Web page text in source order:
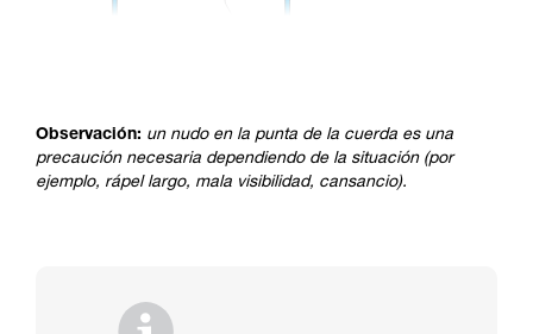
Observación: un nudo en la punta de la cuerda es una
precaución necesaria dependiendo de la situación (por
ejemplo, rápel largo, mala visibilidad, cansancio).